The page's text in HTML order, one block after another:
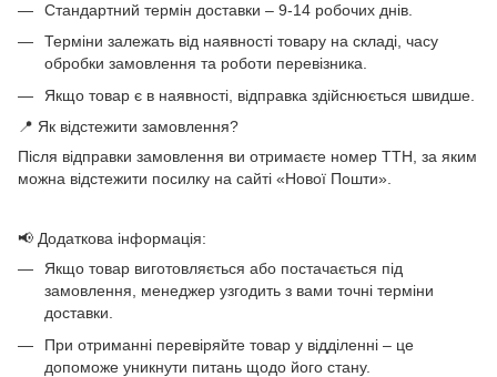
Стандартний термін доставки – 9-14 робочих днів.
Терміни залежать від наявності товару на складі, часу
обробки замовлення та роботи перевізника.
Якщо товар є в наявності, відправка здійснюється швидше.
📍 Як відстежити замовлення?
Після відправки замовлення ви отримаєте номер ТТН, за яким
можна відстежити посилку на сайті «Нової Пошти».
📢 Додаткова інформація:
Якщо товар виготовляється або постачається під
замовлення, менеджер узгодить з вами точні терміни
доставки.
При отриманні перевіряйте товар у відділенні – це
допоможе уникнути питань щодо його стану.